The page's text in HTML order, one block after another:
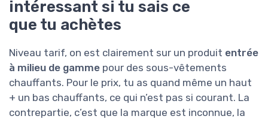
intéressant si tu sais ce
que tu achètes
Niveau tarif, on est clairement sur un produit entrée
à milieu de gamme pour des sous-vêtements
chauffants. Pour le prix, tu as quand même un haut
+ un bas chauffants, ce qui n’est pas si courant. La
contrepartie, c’est que la marque est inconnue, la